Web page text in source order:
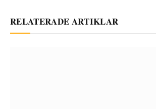
RELATERADE ARTIKLAR